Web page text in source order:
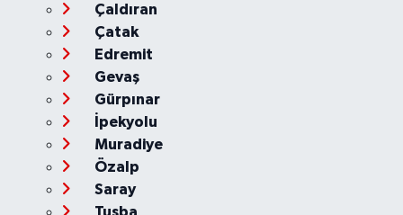
Çaldıran
Çatak
Edremit
Gevaş
Gürpınar
İpekyolu
Muradiye
Özalp
Saray
Tuşba